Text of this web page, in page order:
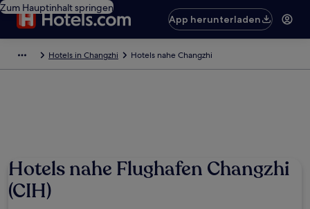
Zum Hauptinhalt springen
App herunterladen
Hotels in Changzhi Hotels nahe Changzhi
Hotels nahe Flughafen Changzhi
(CIH)